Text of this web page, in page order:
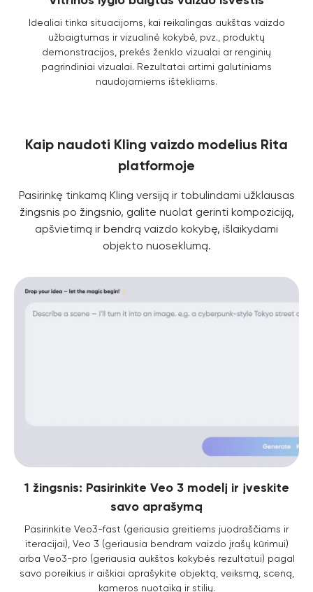
Idealiai tinka situacijoms, kai reikalingas aukštas vaizdo
užbaigtumas ir vizualinė kokybė, pvz., produktų
demonstracijos, prekės ženklo vizualai ar renginių
pagrindiniai vizualai. Rezultatai artimi galutiniams
naudojamiems ištekliams.
Kaip naudoti Kling vaizdo modelius Rita
platformoje
Pasirinkę tinkamą Kling versiją ir tobulindami užklausas
žingsnis po žingsnio, galite nuolat gerinti kompoziciją,
apšvietimą ir bendrą vaizdo kokybę, išlaikydami
objekto nuoseklumą.
1 žingsnis: Pasirinkite Veo 3 modelį ir įveskite
savo aprašymą
Pasirinkite Veo3-fast (geriausia greitiems juodraščiams ir
iteracijai), Veo 3 (geriausia bendram vaizdo įrašų kūrimui)
arba Veo3-pro (geriausia aukštos kokybės rezultatui) pagal
savo poreikius ir aiškiai aprašykite objektą, veiksmą, sceną,
kameros nuotaiką ir stilių.